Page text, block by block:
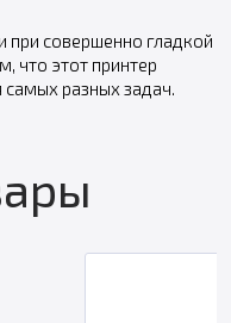
при совершенно гладкой
что этот принтер
разных задач.